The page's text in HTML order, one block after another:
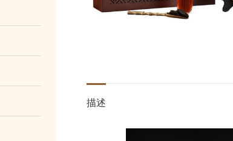
描述